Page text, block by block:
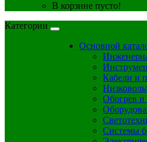
В корзине пусто!
Категории
Основной
Кабели и
Обогрев и
Системы